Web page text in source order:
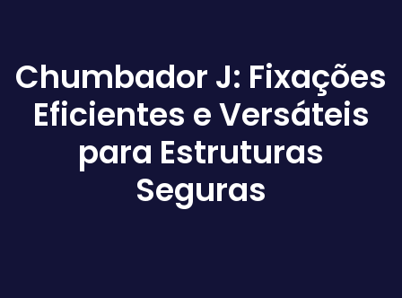
Chumbador J: Fixações
Eficientes e Versáteis
para Estruturas
Seguras